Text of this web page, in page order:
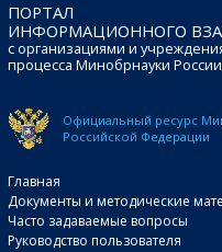
ПОРТАЛ
ИНФОРМАЦИОННОГО
с организациями и
процесса Минобрнауки России
Официальный ресурс
Российской Федерации
Главная
Документы и методические
Часто задаваемые вопросы
Руководство пользователя